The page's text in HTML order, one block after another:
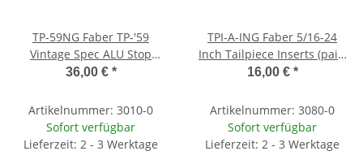
TP-59NG Faber TP-'59
Vintage Spec ALU Stop
Tailpiece, Nickel, gloss
36,00 € *
Artikelnummer: 3010-0
Sofort verfügbar
Lieferzeit: 2 - 3 Werktage
TPI-A-ING Faber 5/16-24
Inch Tailpiece Inserts (pair)
Steel, nickel plated, glossy
16,00 € *
Artikelnummer: 3080-0
Sofort verfügbar
Lieferzeit: 2 - 3 Werktage